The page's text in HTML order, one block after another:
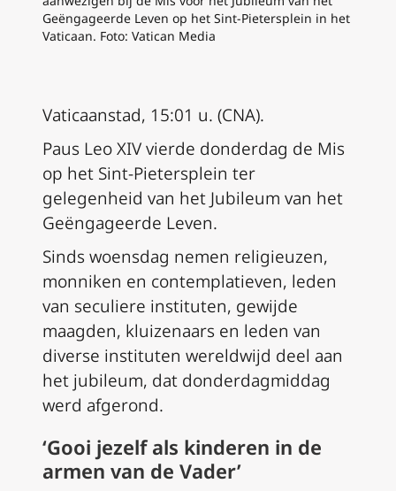
Geëngageerde Leven op het Sint-Pietersplein in het
Vaticaan. Foto: Vatican Media
Vaticaanstad, 15:01 u. (CNA).
Paus Leo XIV vierde donderdag de Mis
op het Sint-Pietersplein ter
gelegenheid van het Jubileum van het
Geëngageerde Leven.
Sinds woensdag nemen religieuzen,
monniken en contemplatieven, leden
van seculiere instituten, gewijde
maagden, kluizenaars en leden van
diverse instituten wereldwijd deel aan
het jubileum, dat donderdagmiddag
werd afgerond.
‘Gooi jezelf als kinderen in de
armen van de Vader’